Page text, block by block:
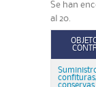
Se han
al 20.